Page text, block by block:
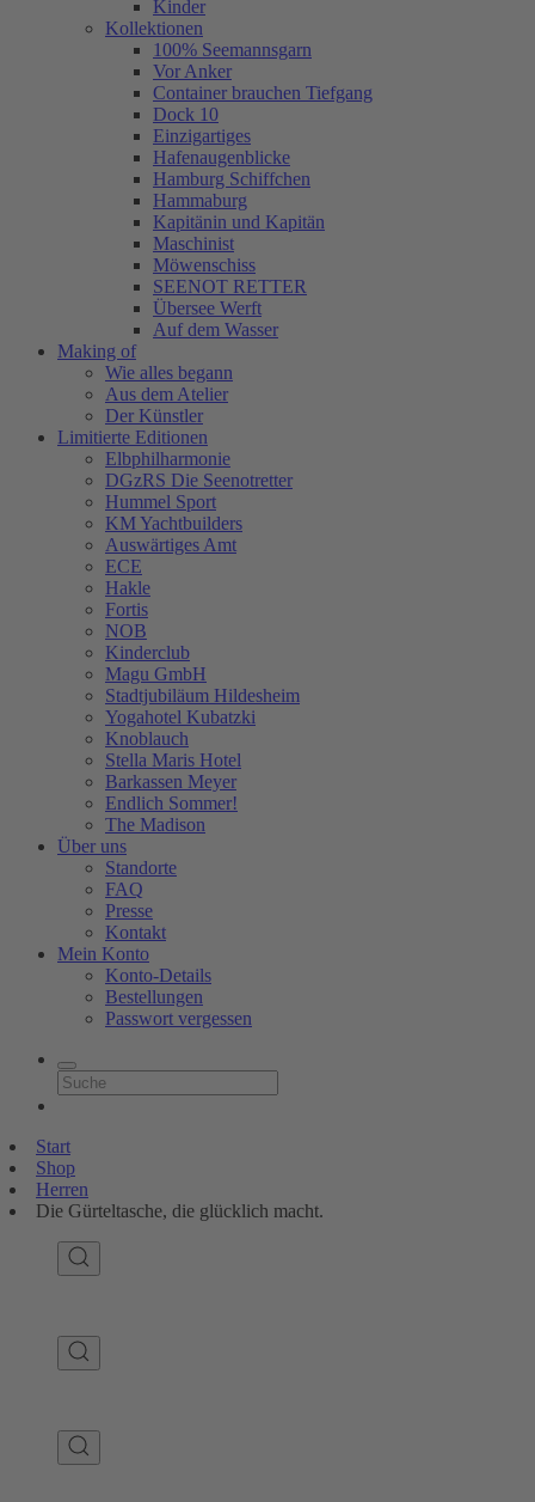
Kinder
Kollektionen
100% Seemannsgarn
Vor Anker
Container brauchen Tiefgang
Dock 10
Einzigartiges
Hafenaugen­blicke
Hamburg Schiffchen
Hammaburg
Kapitänin und Kapitän
Maschinist
Möwenschiss
SEENOT RETTER
Übersee Werft
Auf dem Wasser
Making of
Wie alles begann
Aus dem Atelier
Der Künstler
Limitierte Editionen
Elbphilharmonie
DGzRS Die Seenotretter
Hummel Sport
KM Yachtbuilders
Auswärtiges Amt
ECE
Hakle
Fortis
NOB
Kinderclub
Magu GmbH
Stadtjubiläum Hildesheim
Yogahotel Kubatzki
Knoblauch
Stella Maris Hotel
Barkassen Meyer
Endlich Sommer!
The Madison
Über uns
Standorte
FAQ
Presse
Kontakt
Mein Konto
Konto-Details
Bestellungen
Passwort vergessen
Start
Shop
Herren
Die Gürteltasche, die glücklich macht.